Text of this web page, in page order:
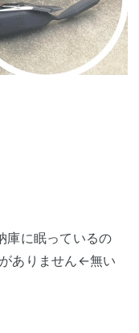
庫に眠っているの
ありません←無い